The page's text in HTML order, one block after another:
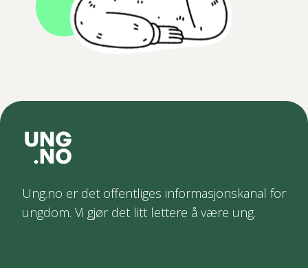
Ung.no er det offentliges informasjonskanal for
ungdom. Vi gjør det litt lettere å være ung.